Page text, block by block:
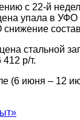
с 22-й
упала в
стальной
р/т.
(6 июня – 12